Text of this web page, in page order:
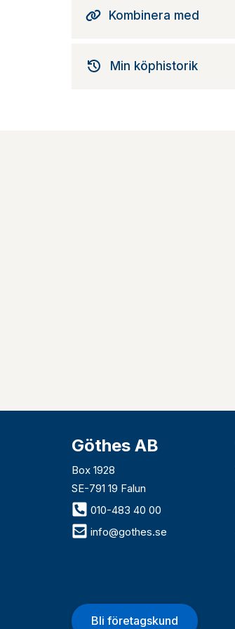
Kombinera med
Min köphistorik
Göthes AB
Box 1928
SE-791 19 Falun
010-483 40 00
info@gothes.se
Bli företagskund